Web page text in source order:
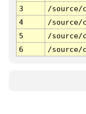
3
/source/
4
/source/
5
/source/
6
/source/